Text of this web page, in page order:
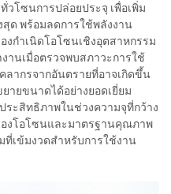
วโซนการปล่อยประจุ เพื่อเพิ่ม
ด พร้อมลดการใช้พลังงาน
งกำเนิดโอโซนเชิงอุตสาหกรรม
านเมื่อตรวจพบสภาวะการใช้
ากรจากอันตรายที่อาจเกิดขึ้น
ายขนาดได้อย่างยอดเยี่ยม
ระสิทธิภาพในช่วงความจุที่กว้าง
งโอโซนและมาตรฐานคุณภาพ
เข้มงวดสำหรับการใช้งาน